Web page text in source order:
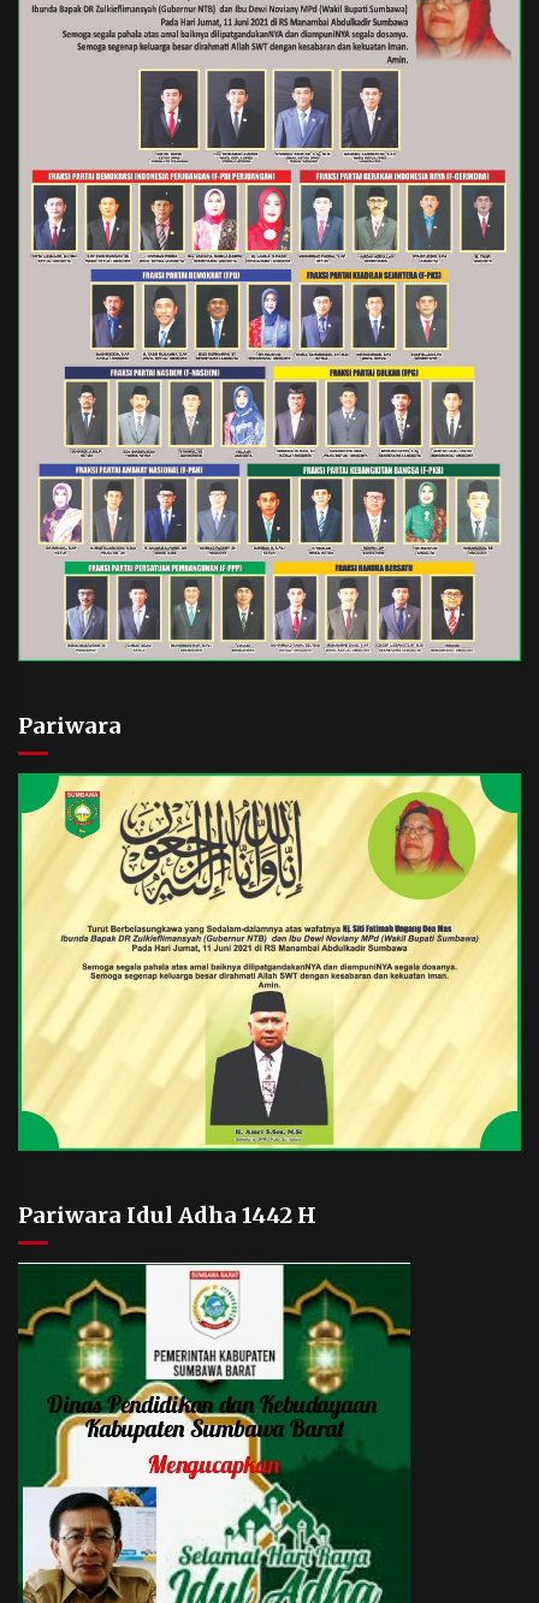
Pariwara
Pariwara Idul Adha 1442 H